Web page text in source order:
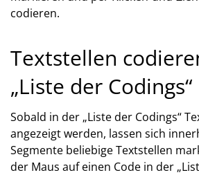
codieren.
Textstellen
„Liste der Codings“
Sobald in der „Liste der Codings“
angezeigt werden, lassen sich
Segmente beliebige Textstellen
der Maus auf einen Code in der